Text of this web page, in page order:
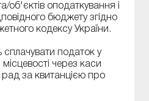
оподаткування і
бюджету згідно
кодексу України.
сплачувати податок у
місцевості через каси
рад за квитанцією про